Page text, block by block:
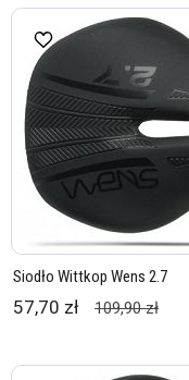
Siodło Wittkop Wens 2.7
57,70 zł 109,90 zł